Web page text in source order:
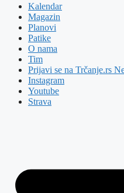
Kalendar
Magazin
Planovi
Patike
O nama
Tim
Prijavi se na Trčanje.rs
Instagram
Youtube
Strava